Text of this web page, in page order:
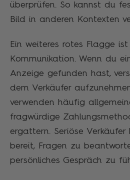
überprüfen. So kannst du
Bild in anderen Kontexten
Ein weiteres rotes Flagge
Kommunikation. Wenn du
Anzeige gefunden hast,
dem Verkäufer
verwenden häufig
fragwürdige
ergattern. Seriöse
bereit, Fragen zu
persönliches Gespräch zu